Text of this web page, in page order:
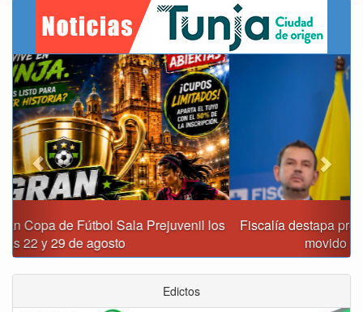
Fiscalía destapa presunta red de corrupción que habría
movido $3,1 billones en regalías
Previous Next
Edictos